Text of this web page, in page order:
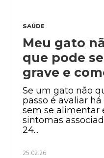
SAÚDE
Meu gato
que pode
grave e
Se um gato não
passo é avaliar
sem se alimentar
sintomas
24...
25.02.26